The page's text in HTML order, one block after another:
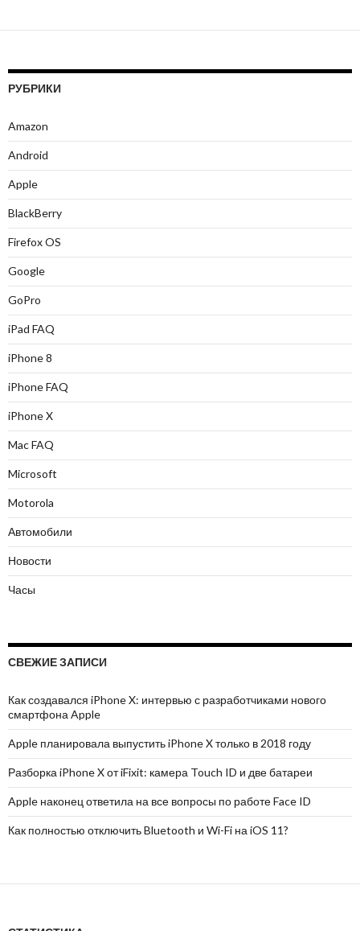
РУБРИКИ
Amazon
Android
Apple
BlackBerry
Firefox OS
Google
GoPro
iPad FAQ
iPhone 8
iPhone FAQ
iPhone X
Mac FAQ
Microsoft
Motorola
Автомобили
Новости
Часы
СВЕЖИЕ ЗАПИСИ
Как создавался iPhone X: интервью с разработчиками нового
смартфона Apple
Apple планировала выпустить iPhone X только в 2018 году
Разборка iPhone X от iFixit: камера Touch ID и две батареи
Apple наконец ответила на все вопросы по работе Face ID
Как полностью отключить Bluetooth и Wi-Fi на iOS 11?